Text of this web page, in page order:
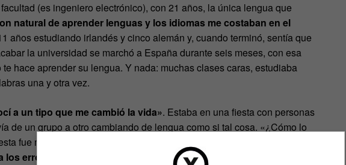
(es ingeniero electrónico), con 21 años, la única lengua que
natural de aprender lenguas y los idiomas me costaban en el
años estudiando irlandés y cinco alemán y, cuando terminó, sentía que
la universidad se marchó a España durante seis meses, con esa
hace aprender su lengua. Y nada: muchas clases caras, estudiaba
una y otra vez.
a un tipo que me cambió la vida». Estaba en una fiesta con personas
de un grupo a otro cambiando de lengua como si tal cosa. «¿Cómo lo
fue muy sencilla: para hablar una lengua hay que hacer precisamente
errores